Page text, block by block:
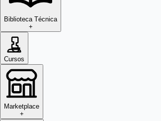
Biblioteca Técnica
+
Cursos
Marketplace
+